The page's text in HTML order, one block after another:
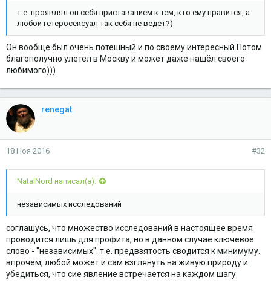
т.е. проявлял он себя приставанием к тем, кто ему нравится, а
любой гетеросексуал так себя не ведет?)
Он вообще был очень потешный и по своему интересный.Потом
благополучно улетел в Москву и может даже нашёл своего
любимого)))
renegat
18 Ноя 2016 #32
NatalNord написал(а):
независимых исследований
соглашусь, что множество исследований в настоящее время
проводится лишь для профита, но в данном случае ключевое
слово - "независимых". т.е. предвзятость сводится к минимуму.
впрочем, любой может и сам взглянуть на живую природу и
убедиться, что сие явление встречается на каждом шагу.